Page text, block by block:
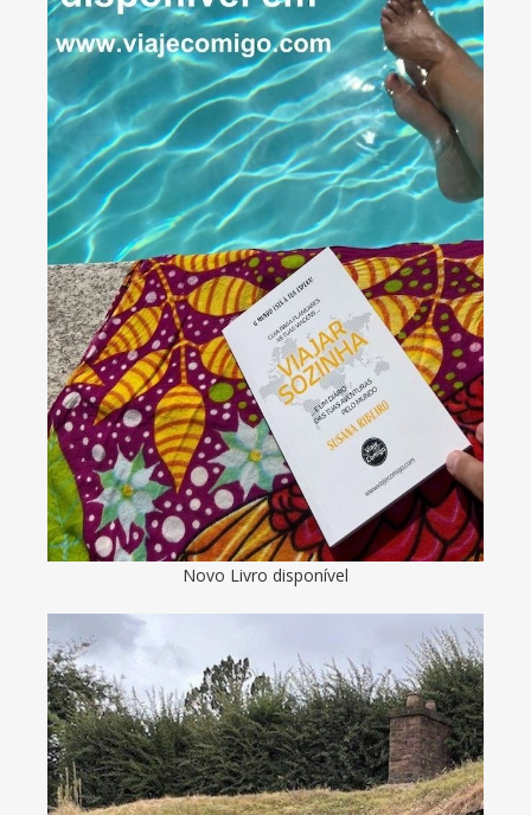
Novo Livro disponível